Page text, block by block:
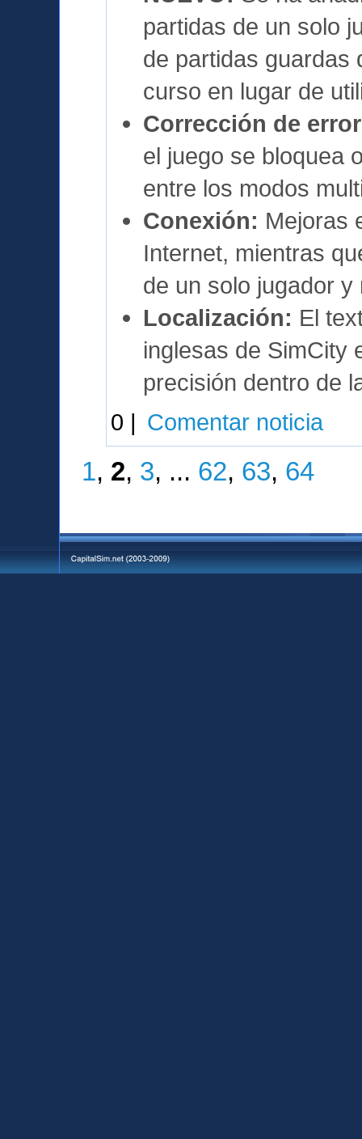
partidas de un solo
de partidas guardas
curso en lugar de
Corrección de
el juego se bloquea
entre los modos
Conexión: Mejoras
Internet, mientras
de un solo jugador y
Localización: El
inglesas de SimCity
precisión dentro de
0 | Comentar noticia
1, 2, 3, ... 62, 63, 64